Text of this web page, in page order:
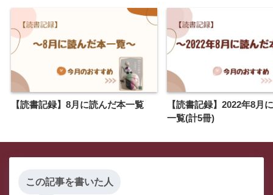
【読書記録】8月に読んだ本一覧
【読書記録】2022年8月
一覧(計5冊)
この記事を書いた人